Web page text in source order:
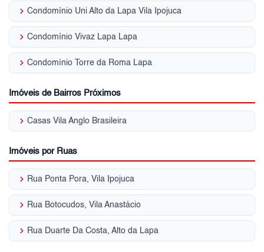
keyboard_arrow_right Condomínio Uni Alto da Lapa Vila Ipojuca
keyboard_arrow_right Condomínio Vivaz Lapa Lapa
keyboard_arrow_right Condomínio Torre da Roma Lapa
Imóveis de Bairros Próximos
keyboard_arrow_right Casas Vila Anglo Brasileira
Imóveis por Ruas
keyboard_arrow_right Rua Ponta Pora, Vila Ipojuca
keyboard_arrow_right Rua Botocudos, Vila Anastácio
keyboard_arrow_right Rua Duarte Da Costa, Alto da Lapa